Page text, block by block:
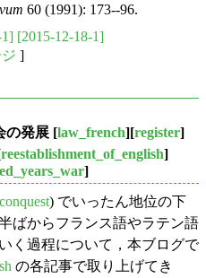
60 (1991): 173--96.
1] [2015-12-18-1]
]
の発展 [law_french][register]
reestablishment_of_english]
]
) でいったん地位の下
ばからフランス語やラテン語
く過程について，本ブログで
の各記事で取り上げてき